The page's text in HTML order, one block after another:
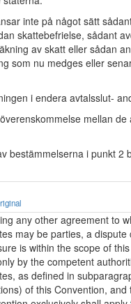
inte på något sätt
skattebefrielse, sådant
av skatt eller sådan
som nu medges eller
i endera avtalsslut-
mellan de
bestämmelserna i punkt 2
any other agreement to
may be parties, a dispute
is within the scope of
by the competent
as defined in
of this Convention,